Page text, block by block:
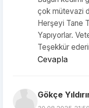
çok mütevazi
Herşeyi Tane
Yapıyorlar.
Teşekkür
Cevapla
Gökçe